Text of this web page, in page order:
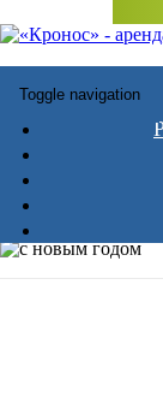
Toggle navigation
Главная